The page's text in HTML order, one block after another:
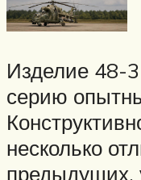
Изделие 48-
серию
несколько
предыдущих,